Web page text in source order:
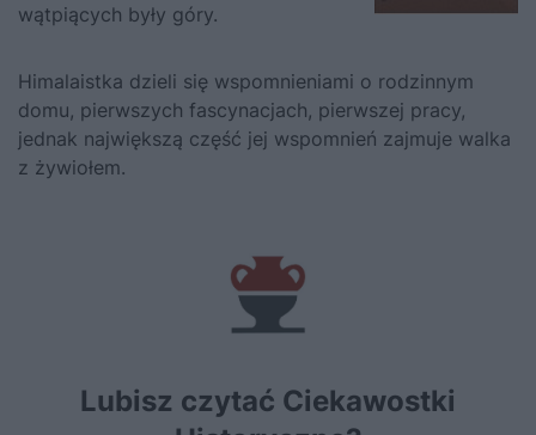
wątpiących były góry.
Himalaistka dzieli się wspomnieniami o rodzinnym
domu, pierwszych fascynacjach, pierwszej pracy,
jednak największą część jej wspomnień zajmuje walka
z żywiołem.